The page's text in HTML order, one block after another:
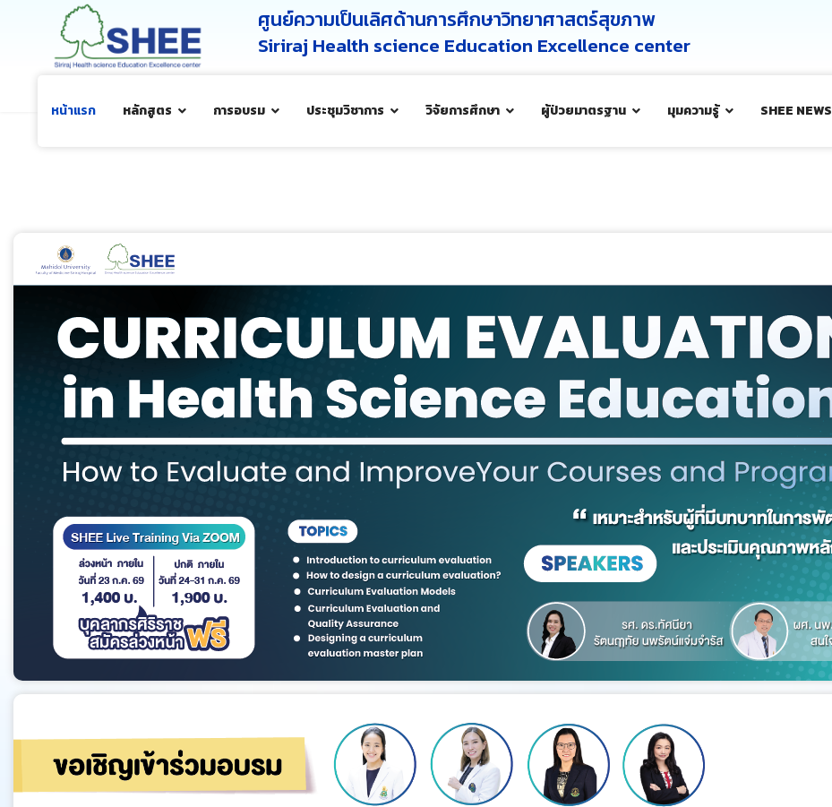
ศูนย์ความเป็นเลิศด้านการศึกษาวิทยาศาสตร์สุขภาพ
Siriraj Health science Education Excellence center
หน้าแรก หลักสูตร การอบรม ประชุมวิชาการ วิจัยการศึกษา ผู้ป่วยมาตรฐาน มุมความรู้ SHEE NEWS